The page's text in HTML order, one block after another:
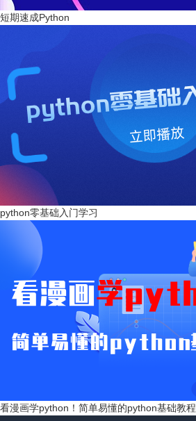
短期速成Python
python零基础入门学习
看漫画学python！简单易懂的python基础教程